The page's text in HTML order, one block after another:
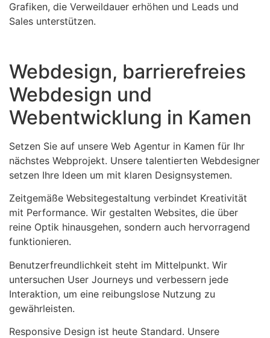
Grafiken, die Verweildauer erhöhen und Leads und
Sales unterstützen.
Webdesign, barrierefreies
Webdesign und
Webentwicklung in Kamen
Setzen Sie auf unsere Web Agentur in Kamen für Ihr
nächstes Webprojekt. Unsere talentierten Webdesigner
setzen Ihre Ideen um mit klaren Designsystemen.
Zeitgemäße Websitegestaltung verbindet Kreativität
mit Performance. Wir gestalten Websites, die über
reine Optik hinausgehen, sondern auch hervorragend
funktionieren.
Benutzerfreundlichkeit steht im Mittelpunkt. Wir
untersuchen User Journeys und verbessern jede
Interaktion, um eine reibungslose Nutzung zu
gewährleisten.
Responsive Design ist heute Standard. Unsere